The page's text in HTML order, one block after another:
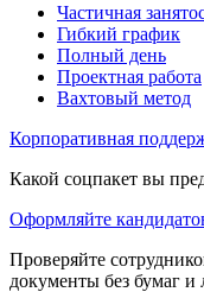
Частичная
Гибкий график
Полный день
Проектная работа
Вахтовый метод
Корпоративная
Какой соцпакет вы
Оформляйте
Проверяйте
документы без бумаг и